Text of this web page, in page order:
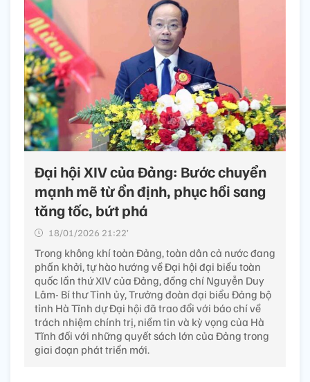
Đại hội XIV của Đảng: Bước chuyển
mạnh mẽ từ ổn định, phục hồi sang
tăng tốc, bứt phá​
18/01/2026 21:22’
Trong không khí toàn Đảng, toàn dân cả nước đang
phấn khởi, tự hào hướng về Đại hội đại biểu toàn
quốc lần thứ XIV của Đảng, đồng chí Nguyễn Duy
Lâm- Bí thư Tỉnh ủy, Trưởng đoàn đại biểu Đảng bộ
tỉnh Hà Tĩnh dự Đại hội đã trao đổi với báo chí về
trách nhiệm chính trị, niềm tin và kỳ vọng của Hà
Tĩnh đối với những quyết sách lớn của Đảng trong
giai đoạn phát triển mới.